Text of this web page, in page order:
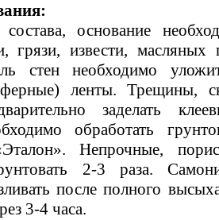
основание
грязи, извести, масляных
стен необходимо
ленты. Трещины,
заделать
обработать
Непрочные,
2-3 раза.
после полного
3-4 часа.